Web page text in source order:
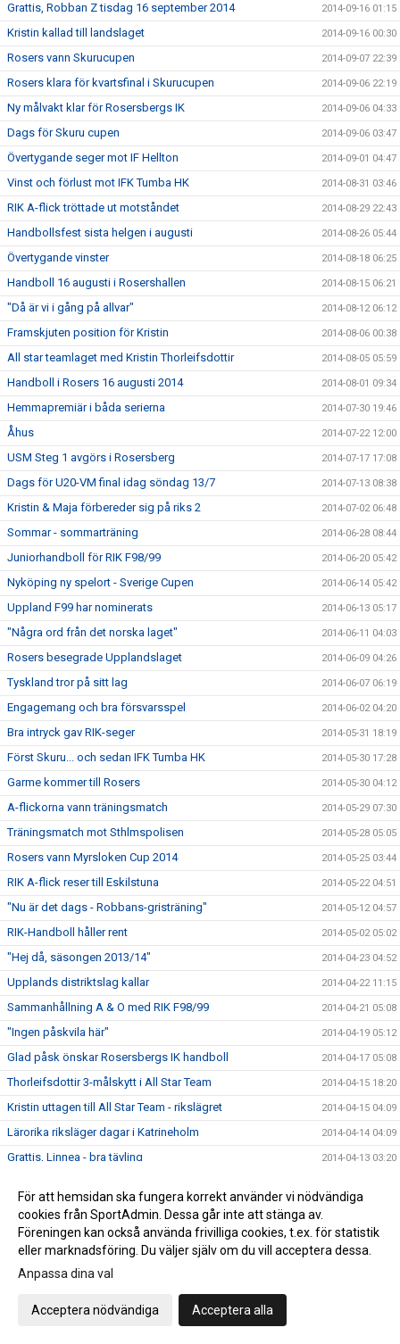
Grattis, Robban Z tisdag 16 september 2014 2014-09-16 01:15
Kristin kallad till landslaget 2014-09-16 00:30
Rosers vann Skurucupen 2014-09-07 22:39
Rosers klara för kvartsfinal i Skurucupen 2014-09-06 22:19
Ny målvakt klar för Rosersbergs IK 2014-09-06 04:33
Dags för Skuru cupen 2014-09-06 03:47
Övertygande seger mot IF Hellton 2014-09-01 04:47
Vinst och förlust mot IFK Tumba HK 2014-08-31 03:46
RIK A-flick tröttade ut motståndet 2014-08-29 22:43
Handbollsfest sista helgen i augusti 2014-08-26 05:44
Övertygande vinster 2014-08-18 06:25
Handboll 16 augusti i Rosershallen 2014-08-15 06:21
"Då är vi i gång på allvar" 2014-08-12 06:12
Framskjuten position för Kristin 2014-08-06 00:38
All star teamlaget med Kristin Thorleifsdottir 2014-08-05 05:59
Handboll i Rosers 16 augusti 2014 2014-08-01 09:34
Hemmapremiär i båda serierna 2014-07-30 19:46
Åhus 2014-07-22 12:00
USM Steg 1 avgörs i Rosersberg 2014-07-17 17:08
Dags för U20-VM final idag söndag 13/7 2014-07-13 08:38
Kristin & Maja förbereder sig på riks 2 2014-07-02 06:48
Sommar - sommarträning 2014-06-28 08:44
Juniorhandboll för RIK F98/99 2014-06-20 05:42
Nyköping ny spelort - Sverige Cupen 2014-06-14 05:42
Uppland F99 har nominerats 2014-06-13 05:17
"Några ord från det norska laget" 2014-06-11 04:03
Rosers besegrade Upplandslaget 2014-06-09 04:26
Tyskland tror på sitt lag 2014-06-07 06:19
Engagemang och bra försvarsspel 2014-06-02 04:20
Bra intryck gav RIK-seger 2014-05-31 18:19
Först Skuru... och sedan IFK Tumba HK 2014-05-30 17:28
Garme kommer till Rosers 2014-05-30 04:12
A-flickorna vann träningsmatch 2014-05-29 07:30
Träningsmatch mot Sthlmspolisen 2014-05-28 05:05
Rosers vann Myrsloken Cup 2014 2014-05-25 03:44
RIK A-flick reser till Eskilstuna 2014-05-22 04:51
"Nu är det dags - Robbans-gristräning" 2014-05-12 04:57
RIK-Handboll håller rent 2014-05-02 05:02
"Hej då, säsongen 2013/14" 2014-04-23 04:52
Upplands distriktslag kallar 2014-04-22 11:15
Sammanhållning A & O med RIK F98/99 2014-04-21 05:08
"Ingen påskvila här" 2014-04-19 05:12
Glad påsk önskar Rosersbergs IK handboll 2014-04-17 05:08
Thorleifsdottir 3-målskytt i All Star Team 2014-04-15 18:20
Kristin uttagen till All Star Team - rikslägret 2014-04-15 04:09
Lärorika riksläger dagar i Katrineholm 2014-04-14 04:09
Grattis, Linnea - bra tävling 2014-04-13 03:20
Robban Z pratar i Karlavagnen - tisdag kväll 2014-04-08 20:21
"Oerhört stolt som ledare" 2014-04-07 03:42
"Bäst i Stockholm - Igen" 2014-04-07 03:28
4:e finalen sedan år 2000 för Rosers handboll
Finalschemat med Rosers F99 6 april 2014
För att hemsidan ska fungera korrekt använder vi nödvändiga
cookies från SportAdmin. Dessa går inte att stänga av.
Föreningen kan också använda frivilliga cookies, t.ex. för statistik
eller marknadsföring. Du väljer själv om du vill acceptera dessa.
Anpassa dina val
Acceptera nödvändiga Acceptera alla